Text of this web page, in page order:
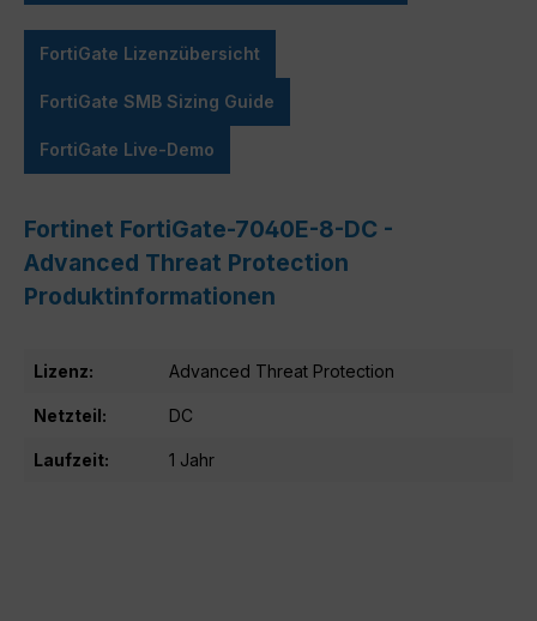
FortiGate Lizenzübersicht
FortiGate SMB Sizing Guide
FortiGate Live-Demo
Fortinet FortiGate-7040E-8-DC -
Advanced Threat Protection
Produktinformationen
Lizenz: Advanced Threat Protection
Netzteil: DC
Laufzeit: 1 Jahr